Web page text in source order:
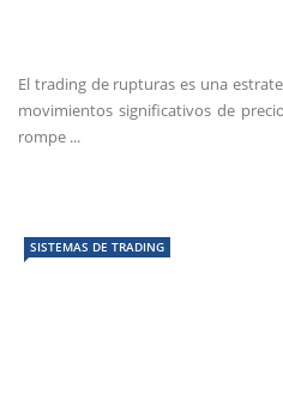
El trading de rupturas es una
movimientos significativos de
rompe ...
SISTEMAS DE TRADING